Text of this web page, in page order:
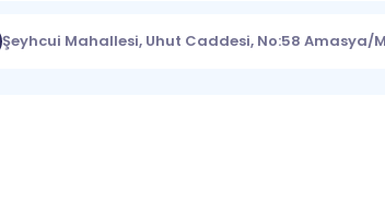
Şeyhcui Mahallesi, Uhut Caddesi, No:58 Amasya/